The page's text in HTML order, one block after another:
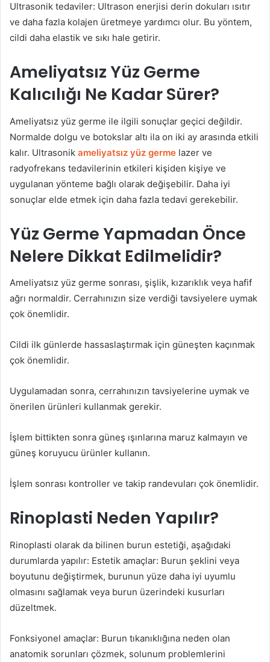
Ultrasonik tedaviler: Ultrason enerjisi derin dokuları ısıtır
ve daha fazla kolajen üretmeye yardımcı olur. Bu yöntem,
cildi daha elastik ve sıkı hale getirir.
Ameliyatsız Yüz Germe
Kalıcılığı Ne Kadar Sürer?
Ameliyatsız yüz germe ile ilgili sonuçlar geçici değildir.
Normalde dolgu ve botokslar altı ila on iki ay arasında etkili
kalır. Ultrasonik ameliyatsız yüz germe lazer ve
radyofrekans tedavilerinin etkileri kişiden kişiye ve
uygulanan yönteme bağlı olarak değişebilir. Daha iyi
sonuçlar elde etmek için daha fazla tedavi gerekebilir.
Yüz Germe Yapmadan Önce
Nelere Dikkat Edilmelidir?
Ameliyatsız yüz germe sonrası, şişlik, kızarıklık veya hafif
ağrı normaldir. Cerrahınızın size verdiği tavsiyelere uymak
çok önemlidir.
Cildi ilk günlerde hassaslaştırmak için güneşten kaçınmak
çok önemlidir.
Uygulamadan sonra, cerrahınızın tavsiyelerine uymak ve
önerilen ürünleri kullanmak gerekir.
İşlem bittikten sonra güneş ışınlarına maruz kalmayın ve
güneş koruyucu ürünler kullanın.
İşlem sonrası kontroller ve takip randevuları çok önemlidir.
Rinoplasti Neden Yapılır?
Rinoplasti olarak da bilinen burun estetiği, aşağıdaki
durumlarda yapılır: Estetik amaçlar: Burun şeklini veya
boyutunu değiştirmek, burunun yüze daha iyi uyumlu
olmasını sağlamak veya burun üzerindeki kusurları
düzeltmek.
Fonksiyonel amaçlar: Burun tıkanıklığına neden olan
anatomik sorunları çözmek, solunum problemlerini